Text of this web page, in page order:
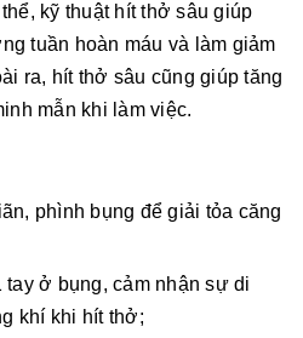
kỹ thuật hít thở sâu giúp
tuần hoàn máu và làm giảm
ra, hít thở sâu cũng giúp tăng
mẫn khi làm việc.
phình bụng để giải tỏa căng
ở bụng, cảm nhận sự di
khí khi hít thở;